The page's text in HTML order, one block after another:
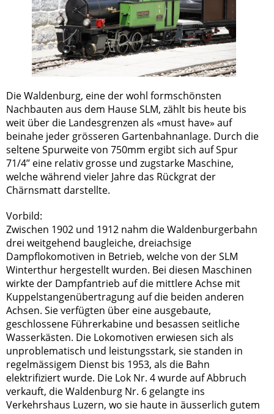
Die Waldenburg, eine der wohl formschönsten
Nachbauten aus dem Hause SLM, zählt bis heute bis
weit über die Landesgrenzen als «must have» auf
beinahe jeder grösseren Gartenbahnanlage. Durch die
seltene Spurweite von 750mm ergibt sich auf Spur
71/4’’ eine relativ grosse und zugstarke Maschine,
welche während vieler Jahre das Rückgrat der
Chärnsmatt darstellte.
Vorbild:
Zwischen 1902 und 1912 nahm die Waldenburgerbahn
drei weitgehend baugleiche, dreiachsige
Dampflokomotiven in Betrieb, welche von der SLM
Winterthur hergestellt wurden. Bei diesen Maschinen
wirkte der Dampfantrieb auf die mittlere Achse mit
Kuppelstangenübertragung auf die beiden anderen
Achsen. Sie verfügten über eine ausgebaute,
geschlossene Führerkabine und besassen seitliche
Wasserkästen. Die Lokomotiven erwiesen sich als
unproblematisch und leistungsstark, sie standen in
regelmässigem Dienst bis 1953, als die Bahn
elektrifiziert wurde. Die Lok Nr. 4 wurde auf Abbruch
verkauft, die Waldenburg Nr. 6 gelangte ins
Verkehrshaus Luzern, wo sie haute in äusserlich gutem